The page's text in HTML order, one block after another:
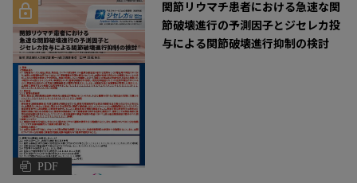
PDF
関節リウマチ患者における急速な関
節破壊進行の予測因子とジセレカ投
与による関節破壊進行抑制の検討